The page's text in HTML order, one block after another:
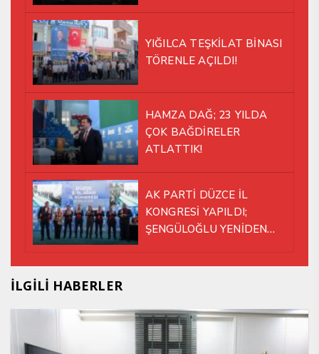
YIĞILCA TEŞKİLAT BİNASI
TÖRENLE AÇILDI!
HAMZA DAĞ; 23 YILDA
ÇOK BAĞDİRELER
ATLATTIK!
AK PARTİ DÜZCE İL
KONGRESİ YAPILDI;
ŞENGÜLOĞLU YENİDEN
İLGİLİ HABERLER